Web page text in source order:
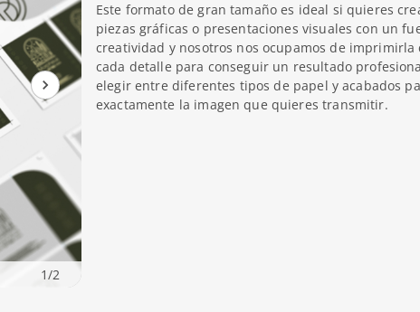
1/2
Este formato de gran tamaño es ideal si quieres
piezas gráficas o presentaciones visuales con un
creatividad y nosotros nos ocupamos de
cada detalle para conseguir un resultado
elegir entre diferentes tipos de papel y acabados
exactamente la imagen que quieres transmitir.